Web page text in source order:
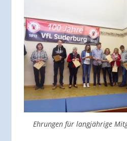
Ehrungen für langjährige